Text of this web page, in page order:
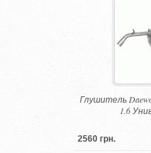
Глушитель
1.6
2560 грн.